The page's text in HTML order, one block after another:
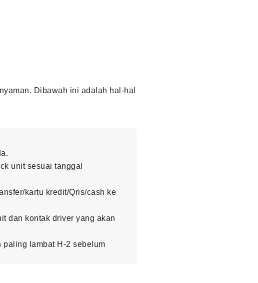
Dibawah ini adalah hal-hal
unit sesuai tanggal
kartu kredit/Qris/cash ke
dan kontak driver yang akan
paling lambat H-2 sebelum